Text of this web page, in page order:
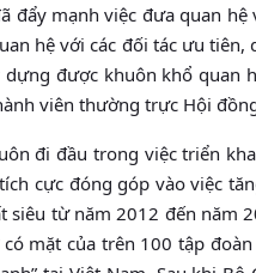
đẩy mạnh việc đưa quan
hệ với các đối tác ưu
dựng được khuôn khổ quan
viên thường trực Hội
đi đầu trong việc triển
cực đóng góp vào việc
siêu từ năm 2012 đến năm
mặt của trên 100 tập